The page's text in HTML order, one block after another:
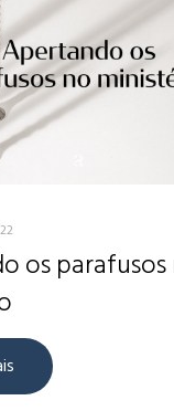
os parafusos